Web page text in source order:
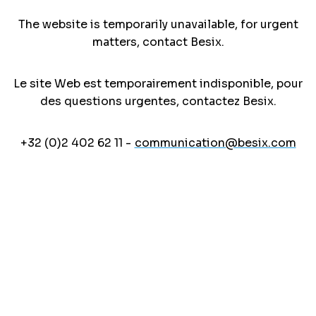
The website is temporarily unavailable, for urgent
matters, contact Besix.
Le site Web est temporairement indisponible, pour
des questions urgentes, contactez Besix.
+32 (0)2 402 62 11 - communication@besix.com